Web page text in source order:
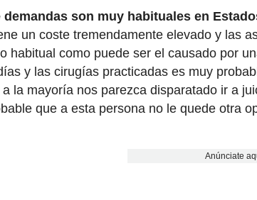
demandas son muy habituales en
un coste tremendamente elevado y las
habitual como puede ser el causado por
y las cirugías practicadas es muy
la mayoría nos parezca disparatado ir a
que a esta persona no le quede otra
Anúnciate